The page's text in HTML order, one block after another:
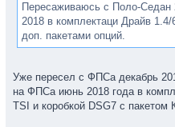
Пересаживаюсь с Поло-Седан
2018 в комплектаци Драйв
доп. пакетами опций.
Уже пересел с ФПСа декабрь
на ФПСа июнь 2018 года в
TSI и коробкой DSG7 с пакетом